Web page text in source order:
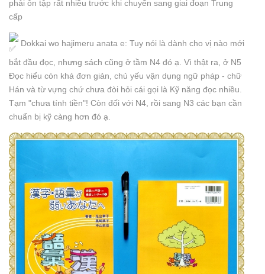
phải ôn tập rất nhiều trước khi chuyển sang giai đoạn Trung
cấp
Dokkai wo hajimeru anata e: Tuy nói là dành cho vị nào mới
bắt đầu đọc, nhưng sách cũng ở tầm N4 đó ạ. Vì thật ra, ở N5
Đọc hiểu còn khá đơn giản, chủ yếu vận dụng ngữ pháp - chữ
Hán và từ vựng chứ chưa đòi hỏi cái gọi là Kỹ năng đọc nhiều.
Tạm "chưa tính tiền"! Còn đối với N4, rồi sang N3 các bạn cần
chuẩn bị kỹ càng hơn đó ạ.